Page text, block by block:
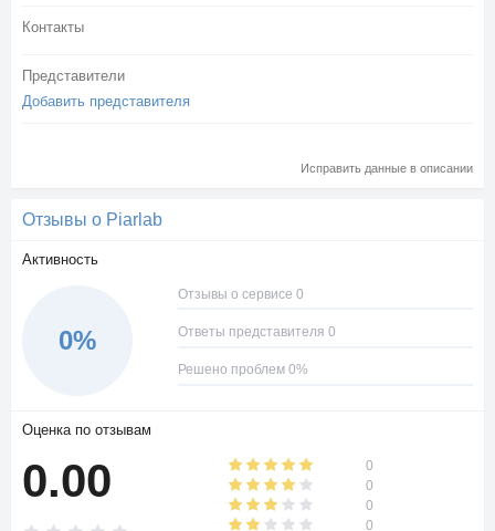
Контакты
Представители
Добавить представителя
Исправить данные в описании
Отзывы о Piarlab
Активность
0%
Отзывы о сервисе 0
Ответы представителя 0
Решено проблем 0%
Оценка по отзывам
0.00
0
0
0
0